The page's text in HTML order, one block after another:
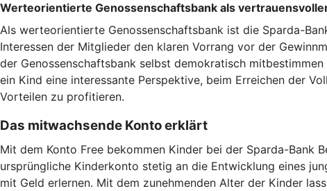
Werteorientierte Genossenschaftsbank als
Als werteorientierte Genossenschaftsbank ist die Sparda-
Interessen der Mitglieder den klaren Vorrang vor der
der Genossenschaftsbank selbst demokratisch
ein Kind eine interessante Perspektive, beim Erreichen der
Vorteilen zu profitieren.
Das mitwachsende Konto erklärt
Mit dem Konto Free bekommen Kinder bei der Sparda-Bank
ursprüngliche Kinderkonto stetig an die Entwicklung eines
mit Geld erlernen. Mit dem zunehmenden Alter der Kinder